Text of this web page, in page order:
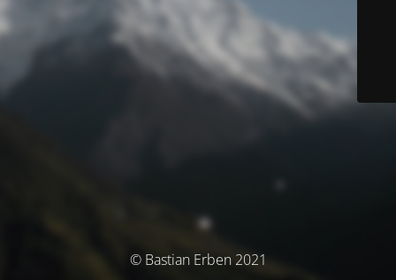
© Bastian Erben 2021